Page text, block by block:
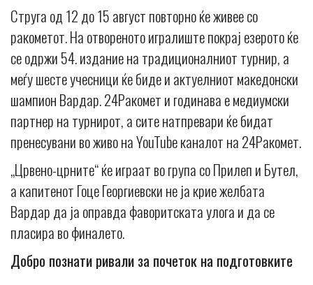
Струга од 12 до 15 август повторно ќе живее со
ракометот. На отвореното игралиште покрај езерото ќе
се одржи 54. издание на традиционалниот турнир, а
меѓу шесте учесници ќе биде и актуелниот македонски
шампион Вардар. 24Ракомет и годинава е медиумски
партнер на турнирот, а сите натпревари ќе бидат
пренесувани во живо на YouTube каналот на 24Ракомет.
„Црвено-црните“ ќе играат во група со Прилеп и Бутел,
а капитенот Гоце Георгиевски не ја крие желбата
Вардар да ја оправда фаворитската улога и да се
пласира во финалето.
Добро познати ривали за почеток на подготовките